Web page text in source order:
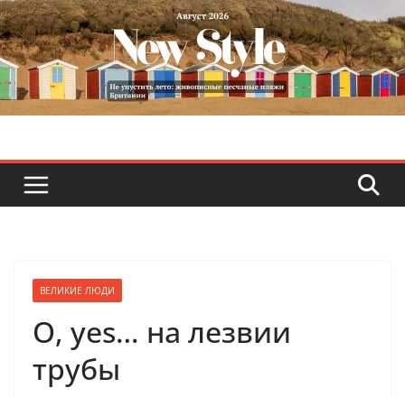
Skip
to
content
ВЕЛИКИЕ ЛЮДИ
О, yes… на лезвии
трубы